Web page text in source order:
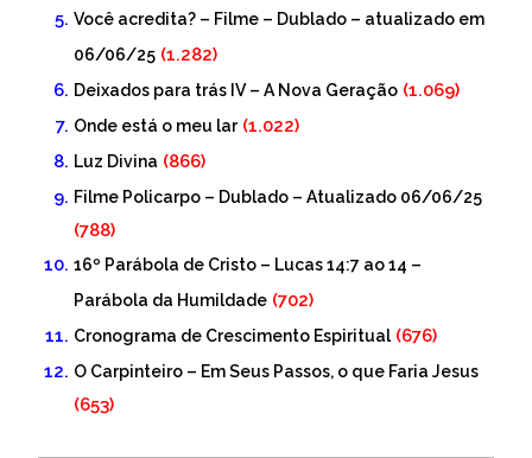
Você acredita? – Filme – Dublado – atualizado em
06/06/25 (1.282)
Deixados para trás IV – A Nova Geração (1.069)
Onde está o meu lar (1.022)
Luz Divina (866)
Filme Policarpo – Dublado – Atualizado 06/06/25
(788)
16º Parábola de Cristo – Lucas 14:7 ao 14 –
Parábola da Humildade (702)
Cronograma de Crescimento Espiritual (676)
O Carpinteiro – Em Seus Passos, o que Faria Jesus
(653)